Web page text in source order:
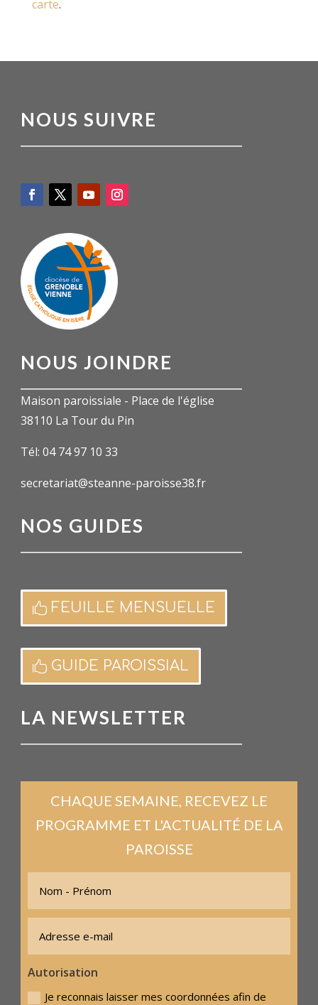
carte.
NOUS SUIVRE
NOUS JOINDRE
Maison paroissiale - Place de l'église
38110 La Tour du Pin
Tél: 04 74 97 10 33
secretariat@steanne-paroisse38.fr
NOS GUIDES
FEUILLE MENSUELLE
GUIDE PAROISSIAL
LA NEWSLETTER
CHAQUE SEMAINE, RECEVEZ LE
PROGRAMME ET L'ACTUALITÉ DE LA
PAROISSE
Autorisation
Je reconnais laisser mes coordonnées afin de